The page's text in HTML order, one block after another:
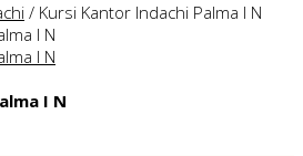
/ Kursi Kantor Indachi Palma I N
I N